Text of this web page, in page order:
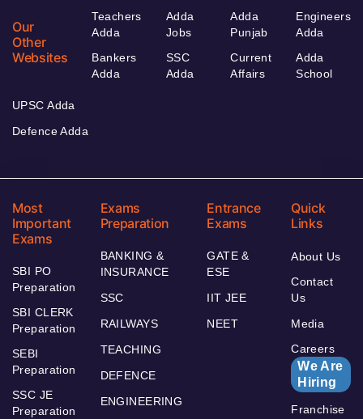
Our
Other
Websites
Teachers
Adda
Bankers
Adda
Adda
Jobs
SSC
Adda
Adda
Punjab
Current
Affairs
Engineers
Adda
Adda
School
UPSC Adda
Defence Adda
Most
Important
Exams
SBI PO
Preparation
SBI CLERK
Preparation
SEBI
Preparation
SSC JE
Preparation
Exams
Preparation
BANKING &
INSURANCE
SSC
RAILWAYS
TEACHING
DEFENCE
ENGINEERING
Entrance
Exams
GATE &
ESE
IIT JEE
NEET
Quick
Links
About Us
Contact
Us
Media
Careers
We Are
Hiring
Franchise